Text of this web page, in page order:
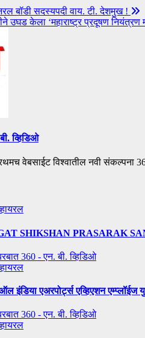
बॉडी सदस्यपदी वाय. टी. देशमुख !
उघड केला ‘महाराष्ट्र प्रदूषण नियंत्रण
व्हिडिओ
वेबसाईट विश्वातील नवी संकल्पना
SHIKSHAN PRASARAK
360 - एन. बी. व्हिडिओ
इंडिया एअरपोर्ट्स एव्हिएशन एम्प्लॉईज
360 - एन. बी. व्हिडिओ